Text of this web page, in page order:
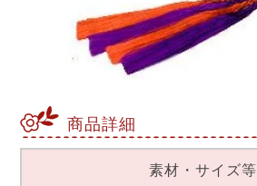
商品詳細
素材・サイズ等